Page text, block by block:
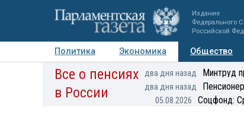
Издание
Федерального
Российской
Политика Экономика Общество
Авторы Персоны Мнения
Все о пенсиях
в России
два дня назад Минтруд
два дня назад
05.08.2026 Соцфонд: